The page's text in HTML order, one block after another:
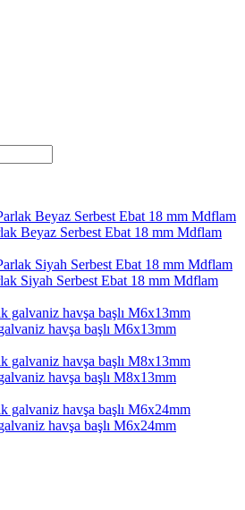
Beyaz Serbest Ebat 18 mm Mdflam
Siyah Serbest Ebat 18 mm Mdflam
havşa başlı M6x13mm
havşa başlı M8x13mm
havşa başlı M6x24mm